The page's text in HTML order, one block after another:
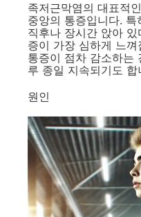
족저근막염의 대표적
중앙의 통증입니다.
직후나 장시간 앉아
증이 가장 심하게 느
통증이 점차 감소하는
루 종일 지속되기도 합
원인